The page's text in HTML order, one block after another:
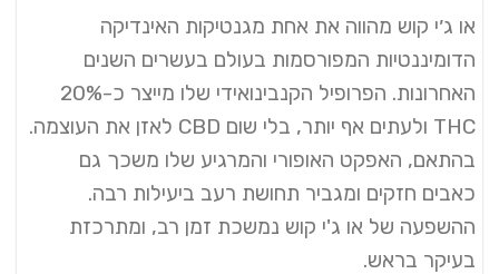
או ג׳י קוש מהווה את אחת מגנטיקות האינדיקה
הדומיננטיות המפורסמות בעולם בעשרים השנים
האחרונות. הפרופיל הקנבינואידי שלו מייצר כ-20%
THC ולעתים אף יותר, בלי שום CBD לאזן את העוצמה.
בהתאם, האפקט האופורי והמרגיע שלו משכך גם
כאבים חזקים ומגביר תחושת רעב ביעילות רבה.
ההשפעה של או ג'י קוש נמשכת זמן רב, ומתרכזת
בעיקר בראש.